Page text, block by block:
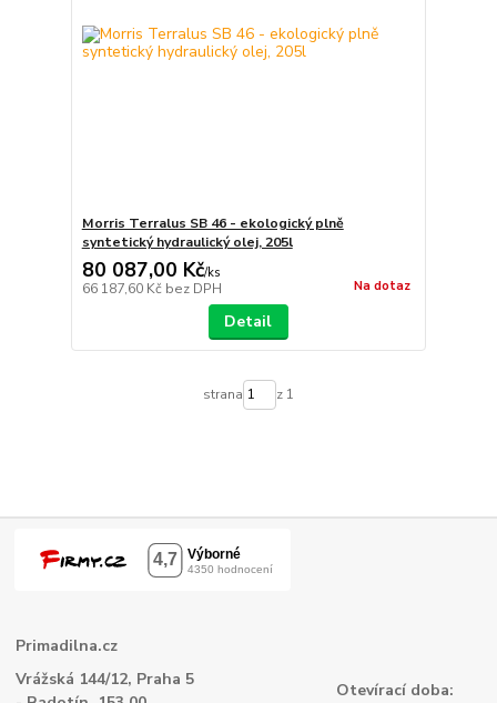
Morris Terralus SB 46 - ekologický plně
syntetický hydraulický olej, 205l
80 087,00 Kč/ks
66 187,60 Kč bez DPH Na dotaz
Detail
strana z 1
Primadilna.cz
Vrážská 144/12, Praha 5
Otevírací doba: